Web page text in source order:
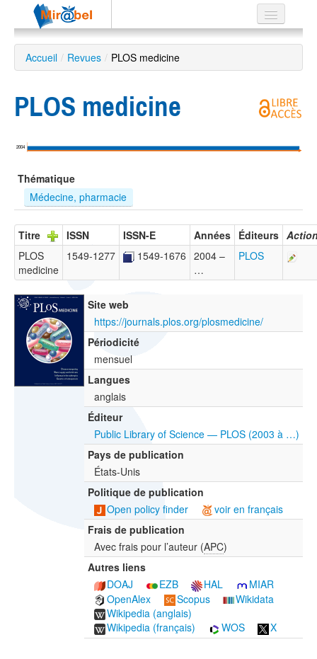
Le réseau
Soutien
Listes
Recherche
avancée
EN
ES
?
Accueil / Revues / PLOS medicine
PLOS medicine
2004
Thématique
Médecine, pharmacie
Titre ISSN ISSN-E Années Éditeurs
PLOS
medicine
1549-1277 1549-1676 2004 –
…
PLOS
Site web
https://journals.plos.org/plosmedicine/
Périodicité
mensuel
Langues
anglais
Éditeur
Public Library of Science — PLOS (2003 à …)
Pays de publication
États-Unis
Politique de publication
Open policy finder
voir en français
Frais de publication
Avec frais pour l’auteur (APC)
Autres liens
DOAJ
EZB HAL
MIAR
OpenAlex
Scopus
Wikidata
Wikipedia (anglais)
Wikipedia (français)
WOS X